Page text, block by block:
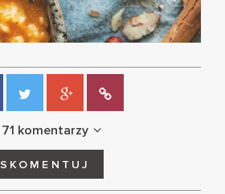
71 komentarzy
SKOMENTUJ